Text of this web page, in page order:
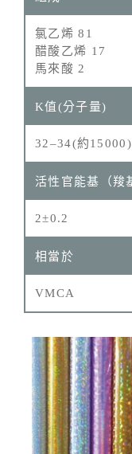
氯乙烯 81
醋酸乙烯 17
馬來酸 2
32–34(約15000)
2±0.2
VMCA